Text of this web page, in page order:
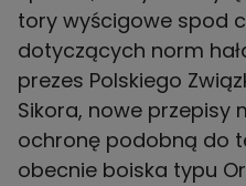
tory wyścigowe spod
dotyczących norm
prezes Polskiego
Sikora, nowe przepisy
ochronę podobną do
obecnie boiska typu